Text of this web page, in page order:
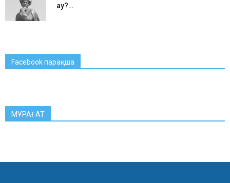
ау?…
Facebook парақша
МҰРАҒАТ